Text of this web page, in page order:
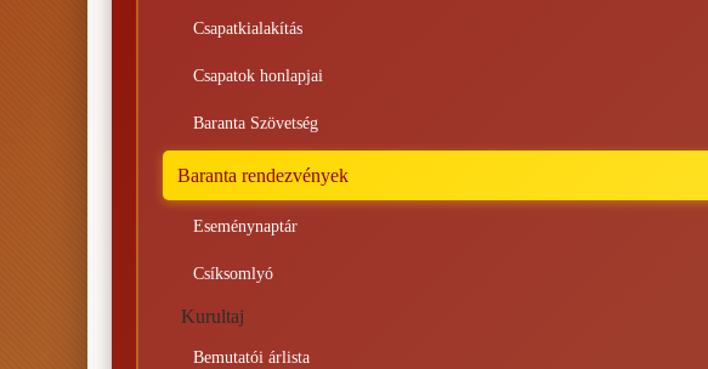
Csapatkialakítás
Csapatok honlapjai
Baranta Szövetség
Baranta rendezvények
Eseménynaptár
Csíksomlyó
Kurultaj
Bemutatói árlista